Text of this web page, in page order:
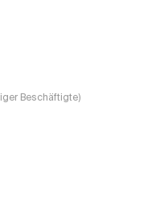
Beschäftigte)